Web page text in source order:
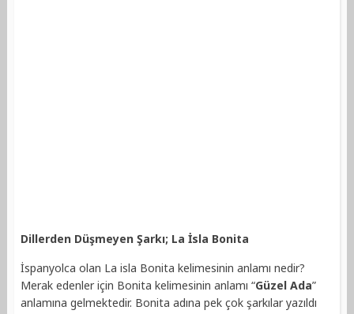
Dillerden Düşmeyen Şarkı; La İsla Bonita
İspanyolca olan La isla Bonita kelimesinin anlamı nedir?
Merak edenler için Bonita kelimesinin anlamı “Güzel Ada”
anlamına gelmektedir. Bonita adına pek çok şarkılar yazıldı